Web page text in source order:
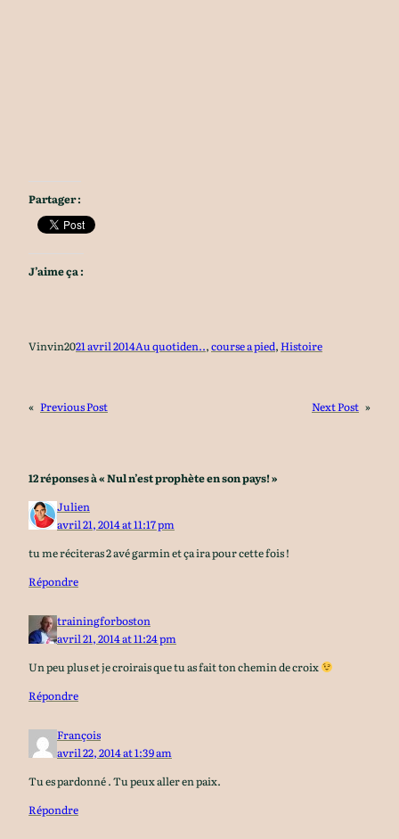
Partager :
J’aime ça :
Vinvin2021 avril 2014Au quotiden.., course a pied, Histoire
« Previous Post Next Post »
12 réponses à « Nul n’est prophète en son pays! »
Julien
avril 21, 2014 at 11:17 pm
tu me réciteras 2 avé garmin et ça ira pour cette fois !
Répondre
trainingforboston
avril 21, 2014 at 11:24 pm
Un peu plus et je croirais que tu as fait ton chemin de croix
Répondre
François
avril 22, 2014 at 1:39 am
Tu es pardonné . Tu peux aller en paix.
Répondre